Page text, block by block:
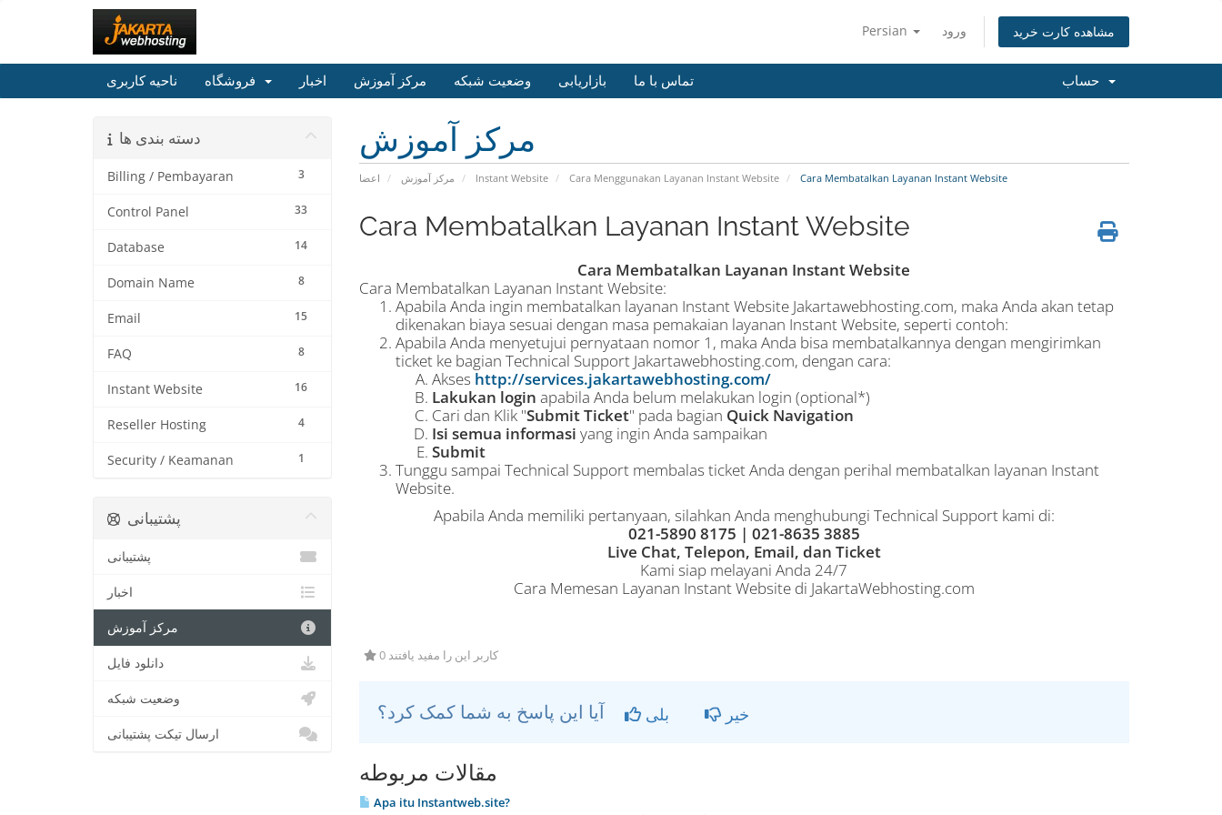
Persian ورود مشاهده کارت خرید
ناحیه کاربری اخبار مرکز آموزش وضعیت شبکه بازاریابی تماس با ما
مرکز آموزش
اعضا مرکز آموزش Instant Website Cara Menggunakan Layanan Instant Website Cara Membatalkan Layanan Instant Website
دسته بندی ها
3
Billing / Pembayaran
33
Control Panel
14
Database
8
Domain Name
15
Email
8
FAQ
16
Instant Website
4
Reseller Hosting
1
Security / Keamanan
Cara Membatalkan Layanan Instant Website
Cara Membatalkan Layanan Instant Website
Cara Membatalkan Layanan Instant Website:
Apabila Anda ingin membatalkan layanan Instant Website Jakartawebhosting.com, maka Anda akan tetap
dikenakan biaya sesuai dengan masa pemakaian layanan Instant Website, seperti contoh:
Apabila Anda menyetujui pernyataan nomor 1, maka Anda bisa membatalkannya dengan mengirimkan
ticket ke bagian Technical Support Jakartawebhosting.com, dengan cara:
Akses http://services.jakartawebhosting.com/
Lakukan login apabila Anda belum melakukan login (optional*)
Cari dan Klik "Submit Ticket" pada bagian Quick Navigation
Isi semua informasi yang ingin Anda sampaikan
Submit
Tunggu sampai Technical Support membalas ticket Anda dengan perihal membatalkan layanan Instant
Website.
Apabila Anda memiliki pertanyaan, silahkan Anda menghubungi Technical Support kami di:
021-5890 8175 | 021-8635 3885
Live Chat, Telepon, Email, dan Ticket
Kami siap melayani Anda 24/7
Cara Memesan Layanan Instant Website di JakartaWebhosting.com
0 کاربر این را مفید یافتند
آیا این پاسخ به شما کمک کرد؟ بلی خیر
مقالات مربوطه
Apa itu Instantweb.site?
پشتیبانی
پشتیبانی
اخبار
مرکز آموزش
دانلود فایل
وضعیت شبکه
ارسال تیکت پشتیبانی